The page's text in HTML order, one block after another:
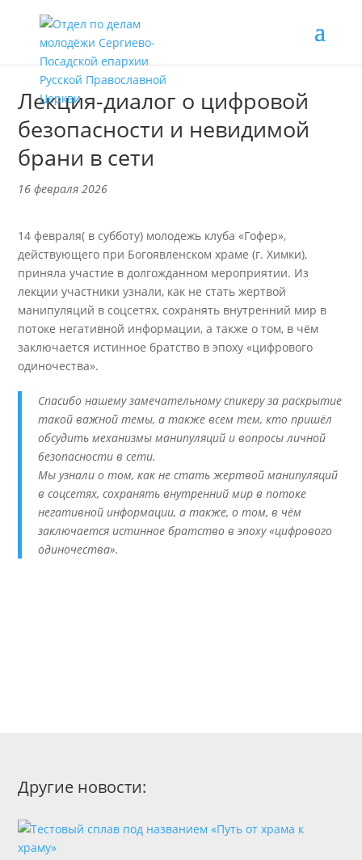
Лекция-диалог о цифровой
безопасности и невидимой
брани в сети
16 февраля 2026
14 февраля( в субботу) молодежь клуба «Гофер»,
действующего при Богоявленском храме (г. Химки),
приняла участие в долгожданном мероприятии. Из
лекции участники узнали, как не стать жертвой
манипуляций в соцсетях, сохранять внутренний мир в
потоке негативной информации, а также о том, в чём
заключается истинное братство в эпоху «цифрового
одиночества».
Спасибо нашему замечательному спикеру за раскрытие
такой важной темы, а также всем тем, кто пришёл
обсудить механизмы манипуляций и вопросы личной
безопасности в сети.
Мы узнали о том, как не стать жертвой манипуляций
в соцсетях, сохранять внутренний мир в потоке
негативной информации, а также, о том, в чём
заключается истинное братство в эпоху «цифрового
одиночества».
Другие новости: